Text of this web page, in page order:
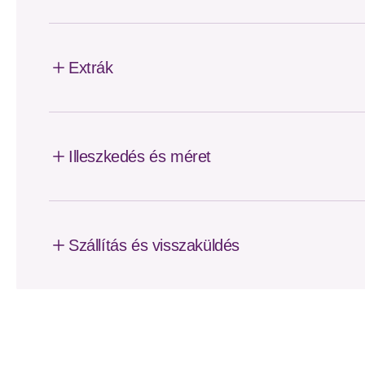
Extrák
Illeszkedés és méret
Szállítás és visszaküldés